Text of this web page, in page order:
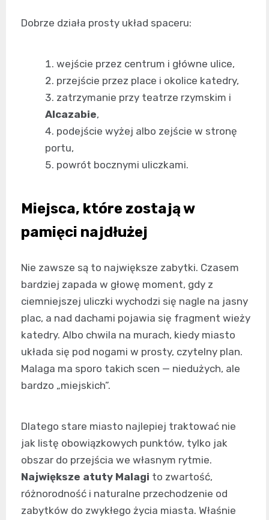
Dobrze działa prosty układ spaceru:
wejście przez centrum i główne ulice,
przejście przez place i okolice katedry,
zatrzymanie przy teatrze rzymskim i
Alcazabie,
podejście wyżej albo zejście w stronę
portu,
powrót bocznymi uliczkami.
Miejsca, które zostają w
pamięci najdłużej
Nie zawsze są to największe zabytki. Czasem
bardziej zapada w głowę moment, gdy z
ciemniejszej uliczki wychodzi się nagle na jasny
plac, a nad dachami pojawia się fragment wieży
katedry. Albo chwila na murach, kiedy miasto
układa się pod nogami w prosty, czytelny plan.
Malaga ma sporo takich scen — niedużych, ale
bardzo „miejskich”.
Dlatego stare miasto najlepiej traktować nie
jak listę obowiązkowych punktów, tylko jak
obszar do przejścia we własnym rytmie.
Największe atuty Malagi to zwartość,
różnorodność i naturalne przechodzenie od
zabytków do zwykłego życia miasta. Właśnie